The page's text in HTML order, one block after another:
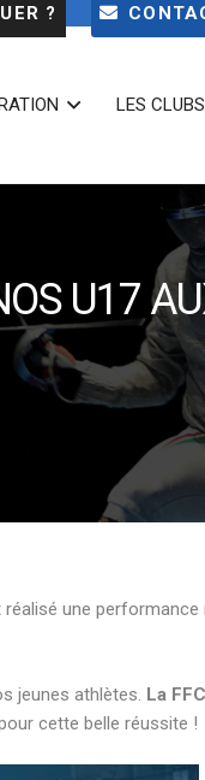
?
LES CLUBS
U17
une performance
jeunes athlètes. La
cette belle réussite !